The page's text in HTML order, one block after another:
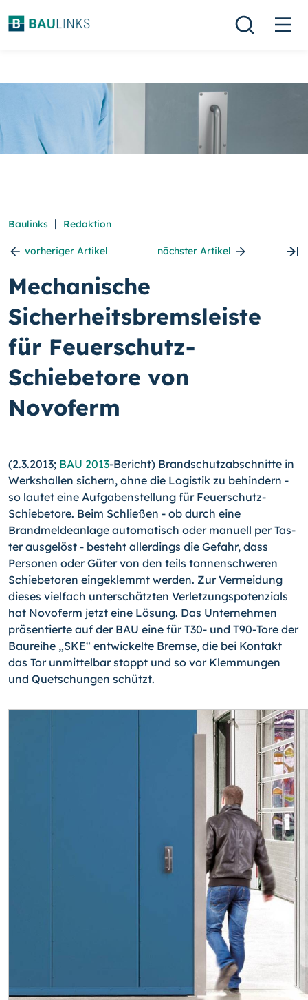
Baulinks | Redaktion
vorheriger Artikel nächster Artikel
Mechanische
Sicherheitsbremsleiste
für Feuerschutz-
Schiebetore von
Novoferm
(2.3.2013; BAU 2013-Bericht) Brandschutzabschnitte in
Werkshallen sichern, ohne die Logistik zu behindern -
so lautet eine Aufgabenstellung für Feuerschutz-
Schiebetore. Beim Schließen - ob durch eine
Brandmeldeanlage automatisch oder manuell per Tas­
ter ausgelöst - besteht allerdings die Gefahr, dass
Personen oder Güter von den teils tonnenschweren
Schiebetoren eingeklemmt werden. Zur Vermeidung
dieses vielfach unterschätzten Verletzungspotenzials
hat Novoferm jetzt eine Lösung. Das Unterneh­men
präsentierte auf der BAU eine für T30- und T90-Tore der
Baureihe „SKE“ entwi­ckelte Bremse, die bei Kontakt
das Tor unmittelbar stoppt und so vor Klemmungen
und Quetschungen schützt.